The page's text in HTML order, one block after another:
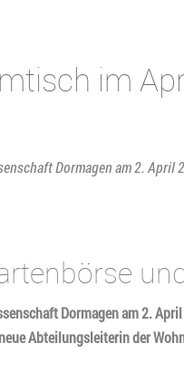
im
Dormagen am 2.
Dormagen am 2.
Abteilungsleiterin der